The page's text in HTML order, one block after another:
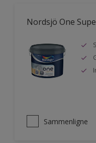
Nordsjö One
Sammenligne